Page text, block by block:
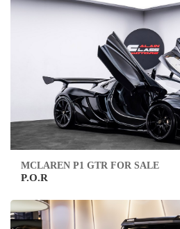
MCLAREN P1 GTR FOR SALE
P.O.R